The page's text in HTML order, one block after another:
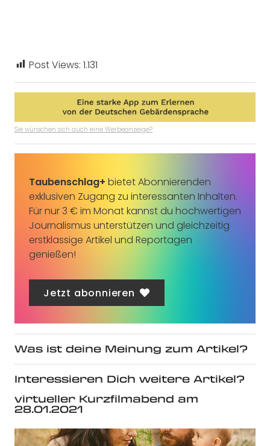
Post Views: 1.131
Sie wünschen sich auch eine Werbeanzeige?
Taubenschlag+ bietet Abonnierenden
exklusiven Zugang zu interessanten Inhalten.
Für nur 3 € im Monat kannst du hochwertigen
Journalismus unterstützen und gleichzeitig
erstklassige Artikel und Reportagen
genießen!
Jetzt abonnieren
Was ist deine Meinung zum Artikel?
Interessieren Dich weitere Artikel?
virtueller Kurzfilmabend am
28.01.2021